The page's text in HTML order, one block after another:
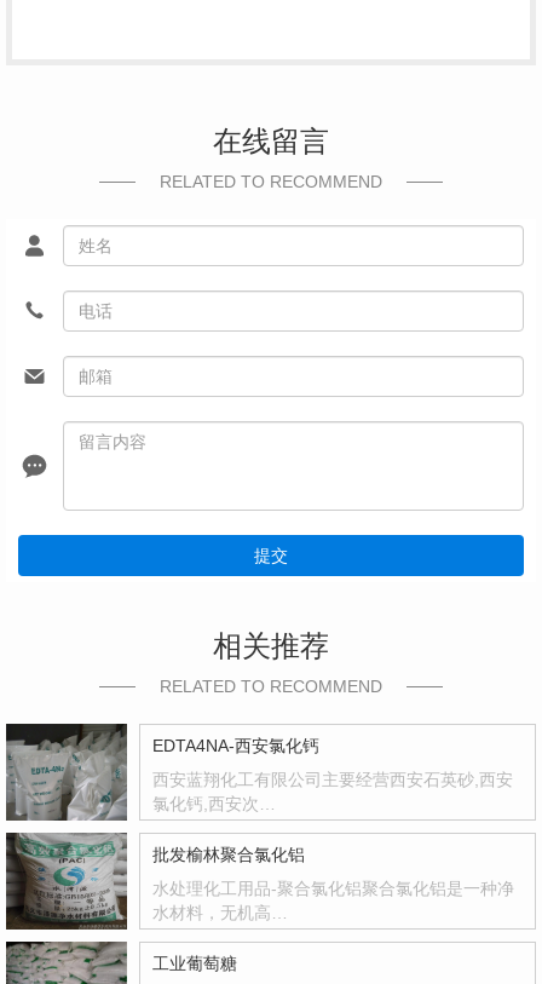
在线留言
RELATED TO RECOMMEND
提交
相关推荐
RELATED TO RECOMMEND
EDTA4NA-西安氯化钙
西安蓝翔化工有限公司主要经营西安石英砂,西安
氯化钙,西安次…
批发榆林聚合氯化铝
水处理化工用品-聚合氯化铝聚合氯化铝是一种净
水材料，无机高…
工业葡萄糖